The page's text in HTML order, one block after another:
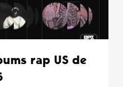
rap US de